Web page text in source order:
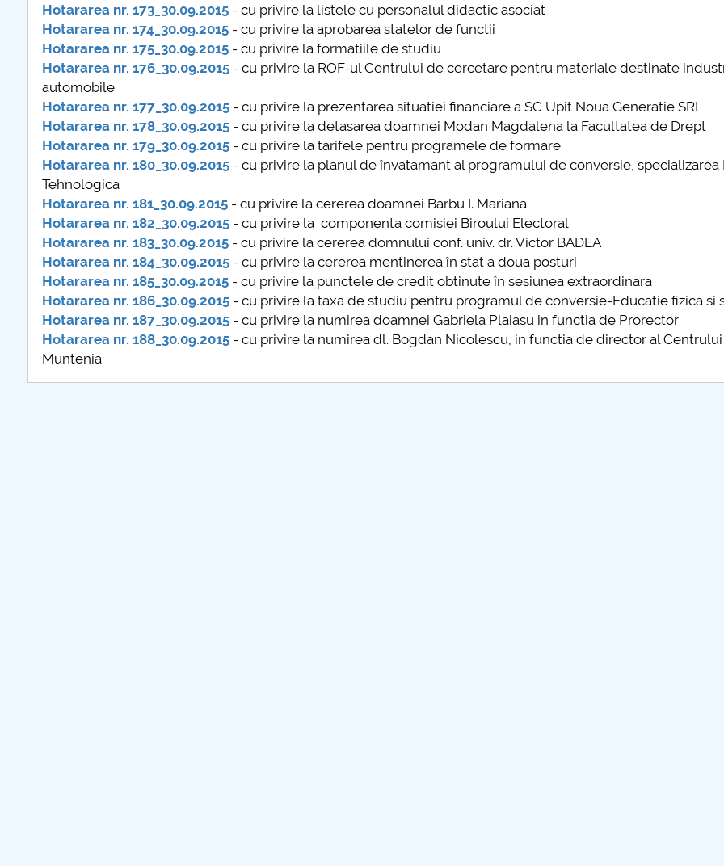
Hotararea nr. 173_30.09.2015- cu privire la listele cu personalul didactic asociat
Hotararea nr. 174_30.09.2015- cu privire la aprobarea statelor de functii
Hotararea nr. 175_30.09.2015 - cu privire la formatiile de studiu
Hotararea nr. 176_30.09.2015 - cu privire la ROF-ul Centrului de cercetare pentru materiale destinate
automobile
Hotararea nr. 177_30.09.2015 - cu privire la prezentarea situatiei financiare a SC Upit Noua Generatie SRL
Hotararea nr. 178_30.09.2015 - cu privire la detasarea doamnei Modan Magdalena la Facultatea de Drept
Hotararea nr. 179_30.09.2015- cu privire la tarifele pentru programele de formare
Hotararea nr. 180_30.09.2015- cu privire la planul de învatamant al programului de conversie, specializarea
Tehnologica
Hotararea nr. 181_30.09.2015- cu privire la cererea doamnei Barbu I. Mariana
Hotararea nr. 182_30.09.2015 - cu privire la componenta comisiei Biroului Electoral
Hotararea nr. 183_30.09.2015- cu privire la cererea domnului conf. univ. dr. Victor BADEA
Hotararea nr. 184_30.09.2015 - cu privire la cererea mentinerea în stat a doua posturi
Hotararea nr. 185_30.09.2015 - cu privire la punctele de credit obtinute în sesiunea extraordinara
Hotararea nr. 186_30.09.2015- cu privire la taxa de studiu pentru programul de conversie-Educatie fizica si
Hotararea nr. 187_30.09.2015 - cu privire la numirea doamnei Gabriela Plaiasu in functia de Prorector
Hotararea nr. 188_30.09.2015 - cu privire la numirea dl. Bogdan Nicolescu, in functia de director al Centrului
Muntenia
further information...
further information...